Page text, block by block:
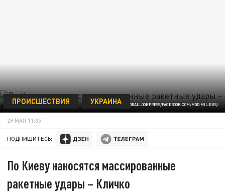
/GLOBALLOOKPRESS/FACEBOOK.COM/MOD.MIL.RUS/
ПРОИСШЕСТВИЯ УКРАИНА
29 МАЯ 11:35
ПОДПИШИТЕСЬ:
По Киеву наносятся массированные
ракетные удары – Кличко